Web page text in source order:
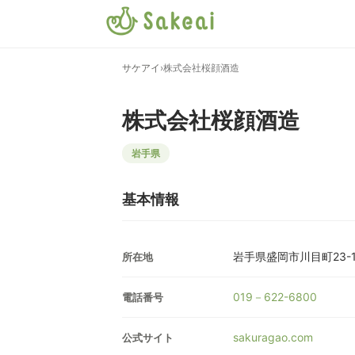
サケアイ ›株式会社桜顔酒造
株式会社桜顔酒造
岩手県
基本情報
所在地 岩手県盛岡市川目町23-
電話番号 019－622-6800
公式サイト sakuragao.com